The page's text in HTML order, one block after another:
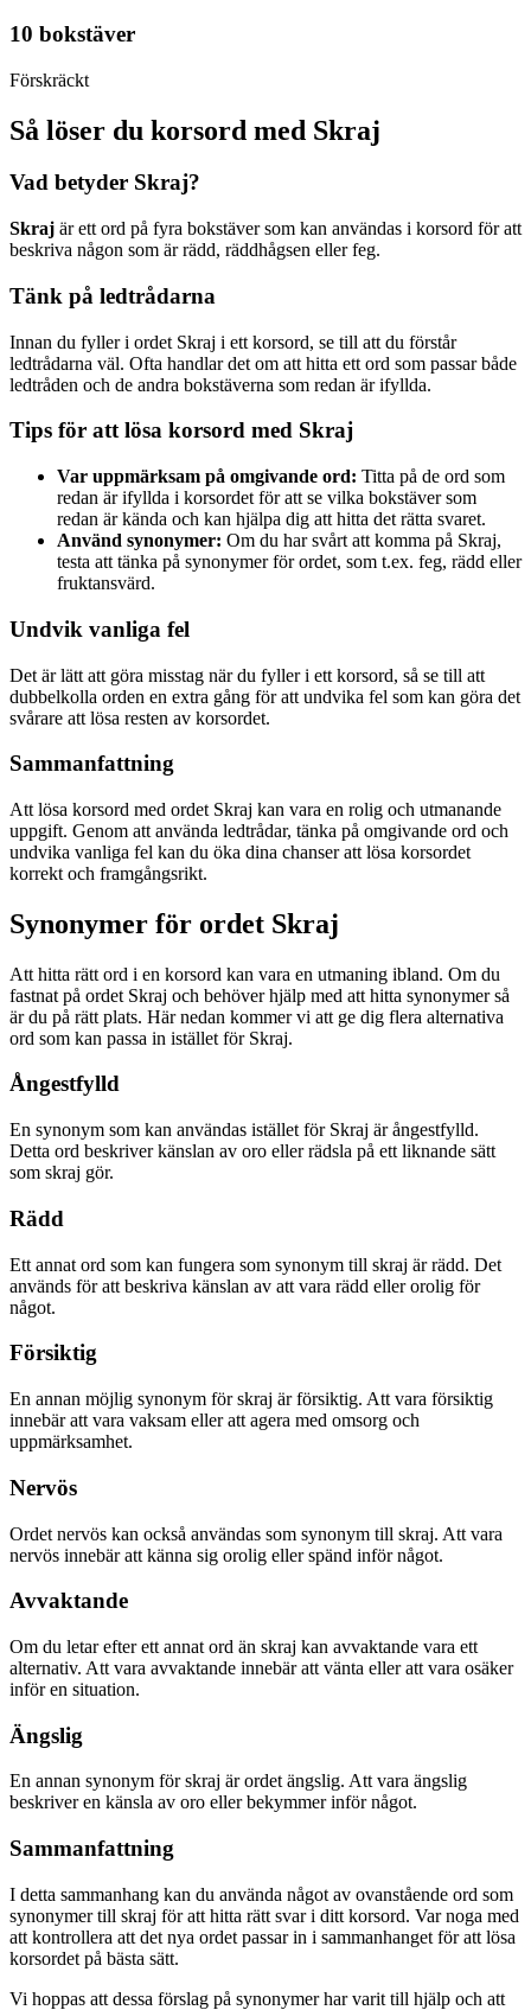
10 bokstäver
Förskräckt
Så löser du korsord med Skraj
Vad betyder Skraj?
Skraj är ett ord på fyra bokstäver som kan användas i korsord för att
beskriva någon som är rädd, räddhågsen eller feg.
Tänk på ledtrådarna
Innan du fyller i ordet Skraj i ett korsord, se till att du förstår
ledtrådarna väl. Ofta handlar det om att hitta ett ord som passar både
ledtråden och de andra bokstäverna som redan är ifyllda.
Tips för att lösa korsord med Skraj
Var uppmärksam på omgivande ord: Titta på de ord som
redan är ifyllda i korsordet för att se vilka bokstäver som
redan är kända och kan hjälpa dig att hitta det rätta svaret.
Använd synonymer: Om du har svårt att komma på Skraj,
testa att tänka på synonymer för ordet, som t.ex. feg, rädd eller
fruktansvärd.
Undvik vanliga fel
Det är lätt att göra misstag när du fyller i ett korsord, så se till att
dubbelkolla orden en extra gång för att undvika fel som kan göra det
svårare att lösa resten av korsordet.
Sammanfattning
Att lösa korsord med ordet Skraj kan vara en rolig och utmanande
uppgift. Genom att använda ledtrådar, tänka på omgivande ord och
undvika vanliga fel kan du öka dina chanser att lösa korsordet
korrekt och framgångsrikt.
Synonymer för ordet Skraj
Att hitta rätt ord i en korsord kan vara en utmaning ibland. Om du
fastnat på ordet Skraj och behöver hjälp med att hitta synonymer så
är du på rätt plats. Här nedan kommer vi att ge dig flera alternativa
ord som kan passa in istället för Skraj.
Ångestfylld
En synonym som kan användas istället för Skraj är ångestfylld.
Detta ord beskriver känslan av oro eller rädsla på ett liknande sätt
som skraj gör.
Rädd
Ett annat ord som kan fungera som synonym till skraj är rädd. Det
används för att beskriva känslan av att vara rädd eller orolig för
något.
Försiktig
En annan möjlig synonym för skraj är försiktig. Att vara försiktig
innebär att vara vaksam eller att agera med omsorg och
uppmärksamhet.
Nervös
Ordet nervös kan också användas som synonym till skraj. Att vara
nervös innebär att känna sig orolig eller spänd inför något.
Avvaktande
Om du letar efter ett annat ord än skraj kan avvaktande vara ett
alternativ. Att vara avvaktande innebär att vänta eller att vara osäker
inför en situation.
Ängslig
En annan synonym för skraj är ordet ängslig. Att vara ängslig
beskriver en känsla av oro eller bekymmer inför något.
Sammanfattning
I detta sammanhang kan du använda något av ovanstående ord som
synonymer till skraj för att hitta rätt svar i ditt korsord. Var noga med
att kontrollera att det nya ordet passar in i sammanhanget för att lösa
korsordet på bästa sätt.
Vi hoppas att dessa förslag på synonymer har varit till hjälp och att